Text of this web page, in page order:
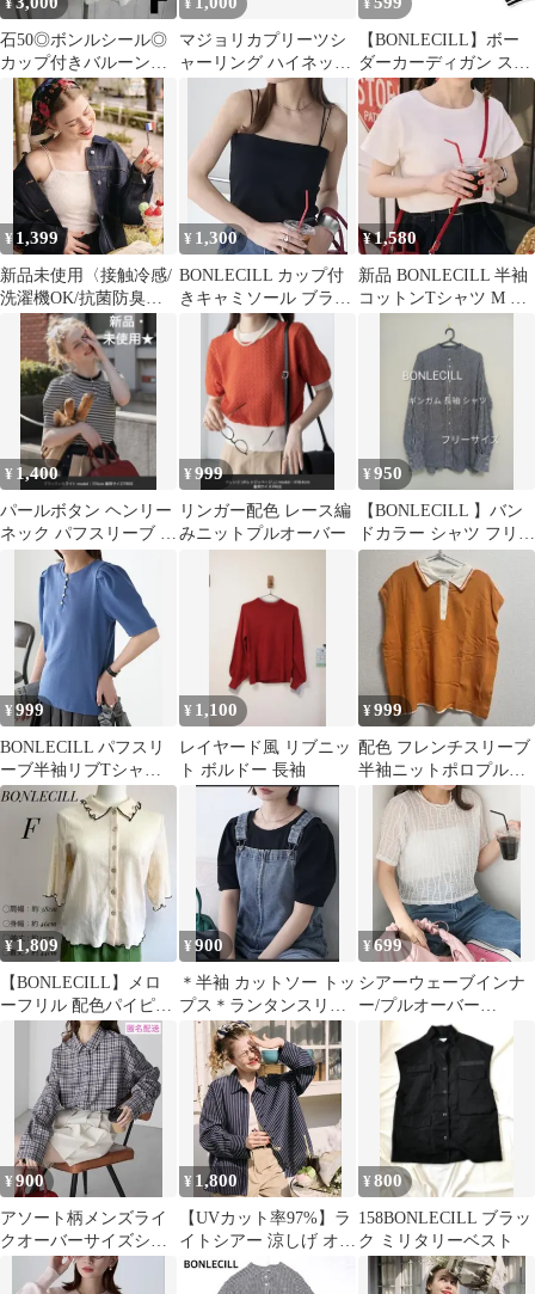
¥
石50◎ボンルシール◎
カップ付きバルーンヘ
ムタンクトップ◎トッ
プス/3
¥
マジョリカプリーツシ
ャーリング ハイネック
半袖シアープルオーバ
¥
【BONLECILL】ボー
ダーカーディガン スナ
ップボタン オーバーサ
イズ F
¥ 1,399
新品未使用〈接触冷感/
洗濯機OK/抗菌防臭〉
総レースキャミソー
ル アイボリー
¥ 1,300
BONLECILL カップ付
きキャミソール ブラッ
¥1,580
新品 BONLECILL 半袖
コットンTシャツ M 抗
菌防臭 華奢見え 1枚
¥ 1,400
パールボタン ヘンリー
ネック パフスリーブ 半
袖Tシャツ
¥999
リンガー配色 レース編
みニットプルオーバー
¥950
【BONLECILL 】バン
ドカラー シャツ フリー
サイズ
¥999
BONLECILL パフスリ
ーブ半袖リブTシャ
ツ カットソー
¥ 1,100
レイヤード風 リブニッ
ト ボルドー 長袖
¥999
配色 フレンチスリーブ
半袖ニットポロプルオ
ーバー
¥1,809
【BONLECILL】メロ
ーフリル 配色パイピン
グブラウス アイボリー
¥900
＊半袖 カットソー トッ
プス＊ランタンスリー
ブスカラップレースリ
ブT＊
¥699
シアーウェーブインナ
ー/プルオーバー
BONLECILL
¥900
アソート柄メンズライ
クオーバーサイズシャ
¥ 1,800
【UVカット率97%】ラ
イトシアー 涼しげ オー
バーシャツ
¥800
158BONLECILL ブラッ
ク ミリタリーベスト